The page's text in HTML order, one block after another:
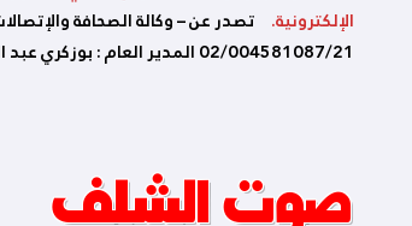
الإلكترونية. تصدر عن – وكالة الصحافة
02/004581087/21 المدير العام : بوزكري عبد الرحمان.